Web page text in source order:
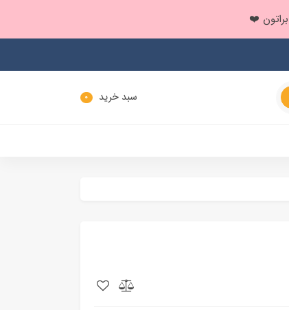
سبد خرید 0